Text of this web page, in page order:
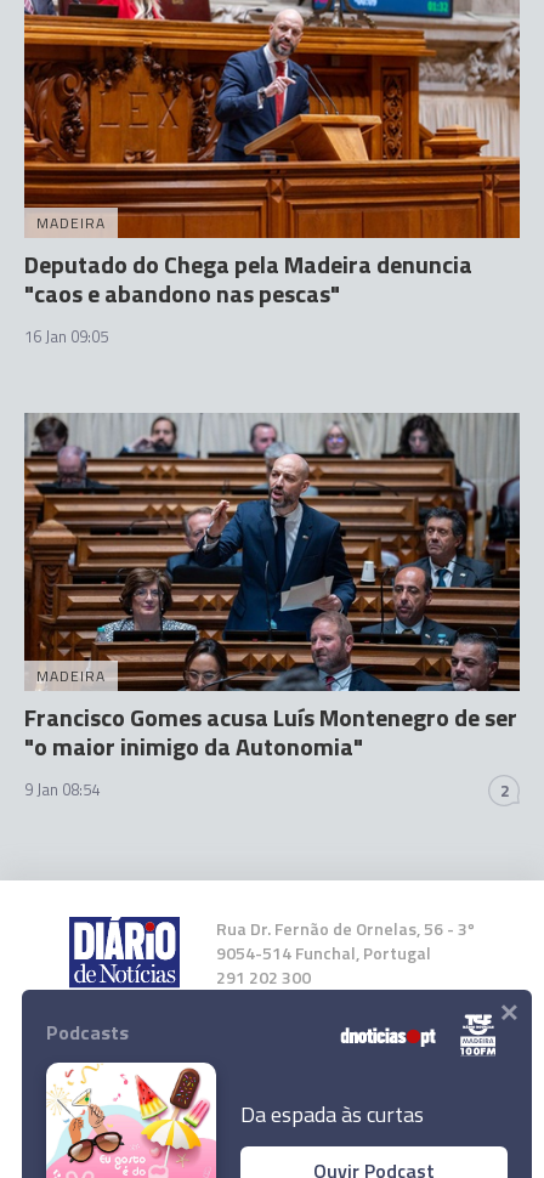
MADEIRA
Deputado do Chega pela Madeira denuncia
"caos e abandono nas pescas"
16 Jan 09:05
MADEIRA
Francisco Gomes acusa Luís Montenegro de ser
"o maior inimigo da Autonomia"
9 Jan 08:54 2
Rua Dr. Fernão de Ornelas, 56 - 3º
9054-514 Funchal, Portugal
291 202 300
Instale a nossa App
Podcasts
Da espada às curtas
Ouvir Podcast
×